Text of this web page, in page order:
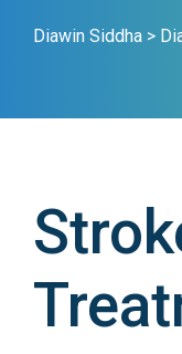
Diawin Siddha >